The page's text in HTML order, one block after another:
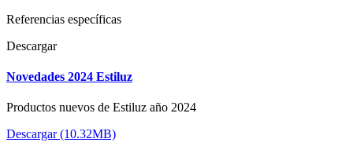
Referencias específicas
Descargar
Novedades 2024 Estiluz
Productos nuevos de Estiluz año 2024
Descargar (10.32MB)